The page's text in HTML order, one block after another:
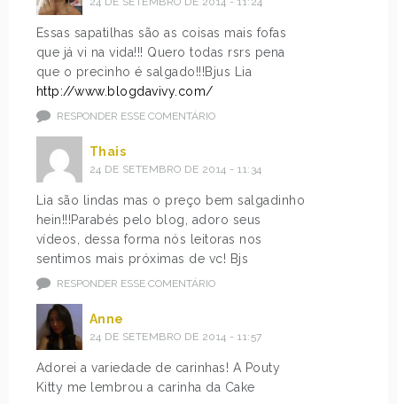
Essas sapatilhas são as coisas mais fofas
que já vi na vida!!! Quero todas rsrs pena
que o precinho é salgado!!!Bjus Lia
http://www.blogdavivy.com/
RESPONDER ESSE COMENTÁRIO
Thais
24 DE SETEMBRO DE 2014 - 11:34
Lia são lindas mas o preço bem salgadinho
hein!!!Parabés pelo blog, adoro seus
vídeos, dessa forma nós leitoras nos
sentimos mais próximas de vc! Bjs
RESPONDER ESSE COMENTÁRIO
Anne
24 DE SETEMBRO DE 2014 - 11:57
Adorei a variedade de carinhas! A Pouty
Kitty me lembrou a carinha da Cake